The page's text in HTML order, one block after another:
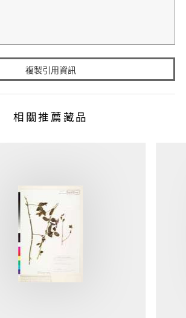
複製引用資訊
相關推薦藏品